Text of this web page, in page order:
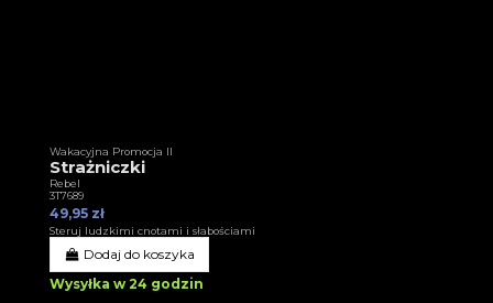
Wakacyjna Promocja II
Strażniczki
Rebel
3T7689
49,95 zł
Steruj ludzkimi cnotami i słabościami
Dodaj do koszyka
Wysyłka w 24 godzin